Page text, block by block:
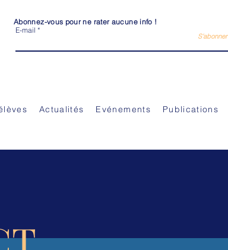
Abonnez-vous pour ne rater aucune info !
E-mail
S'abonner
Actualités Evénements Publications